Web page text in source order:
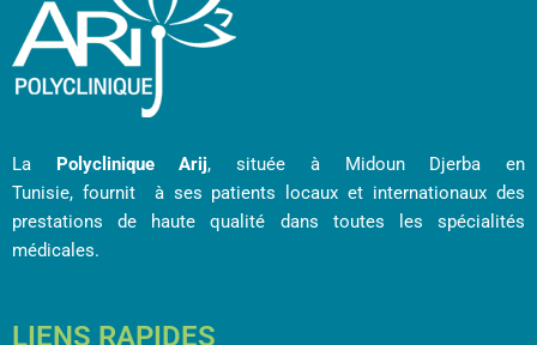
La Polyclinique Arij, située à Midoun Djerba en
Tunisie, fournit à ses patients locaux et internationaux des
prestations de haute qualité dans toutes les spécialités
médicales.
LIENS RAPIDES